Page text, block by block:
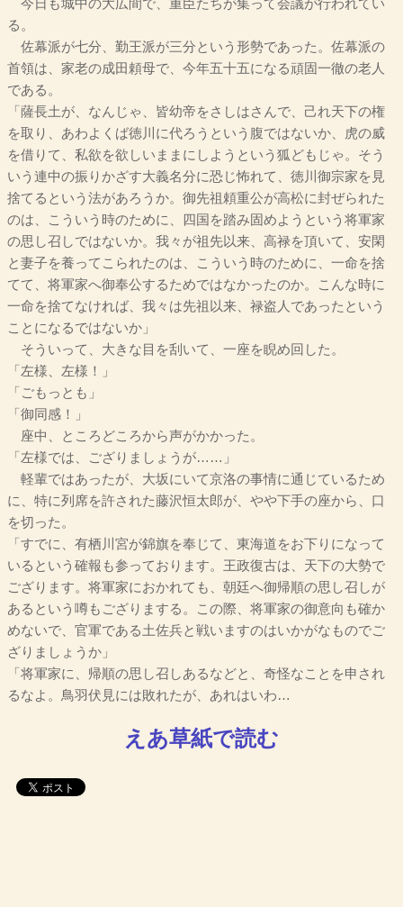
今日も城中の大広間で、重臣たちが集って会議が行われてい
る。
佐幕派が七分、勤王派が三分という形勢であった。佐幕派の
首領は、家老の成田頼母で、今年五十五になる頑固一徹の老人
である。
「薩長土が、なんじゃ、皆幼帝をさしはさんで、己れ天下の権
を取り、あわよくば徳川に代ろうという腹ではないか、虎の威
を借りて、私欲を欲しいままにしようという狐どもじゃ。そう
いう連中の振りかざす大義名分に恐じ怖れて、徳川御宗家を見
捨てるという法があろうか。御先祖頼重公が高松に封ぜられた
のは、こういう時のために、四国を踏み固めようという将軍家
の思し召しではないか。我々が祖先以来、高禄を頂いて、安閑
と妻子を養ってこられたのは、こういう時のために、一命を捨
てて、将軍家へ御奉公するためではなかったのか。こんな時に
一命を捨てなければ、我々は先祖以来、禄盗人であったという
ことになるではないか」
そういって、大きな目を刮いて、一座を睨め回した。
「左様、左様！」
「ごもっとも」
「御同感！」
座中、ところどころから声がかかった。
「左様では、ござりましょうが……」
軽輩ではあったが、大坂にいて京洛の事情に通じているため
に、特に列席を許された藤沢恒太郎が、やや下手の座から、口
を切った。
「すでに、有栖川宮が錦旗を奉じて、東海道をお下りになって
いるという確報も参っております。王政復古は、天下の大勢で
ござります。将軍家におかれても、朝廷へ御帰順の思し召しが
あるという噂もござりまする。この際、将軍家の御意向も確か
めないで、官軍である土佐兵と戦いますのはいかがなものでご
ざりましょうか」
「将軍家に、帰順の思し召しあるなどと、奇怪なことを申され
るなよ。鳥羽伏見には敗れたが、あれはいわ…
えあ草紙で読む